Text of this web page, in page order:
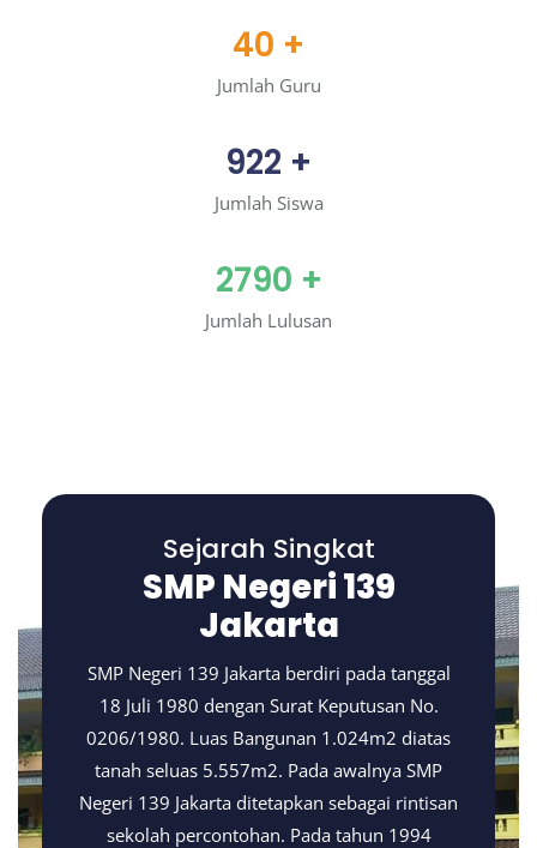
40 +
Jumlah Guru
922 +
Jumlah Siswa
2790 +
Jumlah Lulusan
Sejarah Singkat
SMP Negeri 139
Jakarta
SMP Negeri 139 Jakarta berdiri pada tanggal
18 Juli 1980 dengan Surat Keputusan No.
0206/1980. Luas Bangunan 1.024m2 diatas
tanah seluas 5.557m2. Pada awalnya SMP
Negeri 139 Jakarta ditetapkan sebagai rintisan
sekolah percontohan. Pada tahun 1994